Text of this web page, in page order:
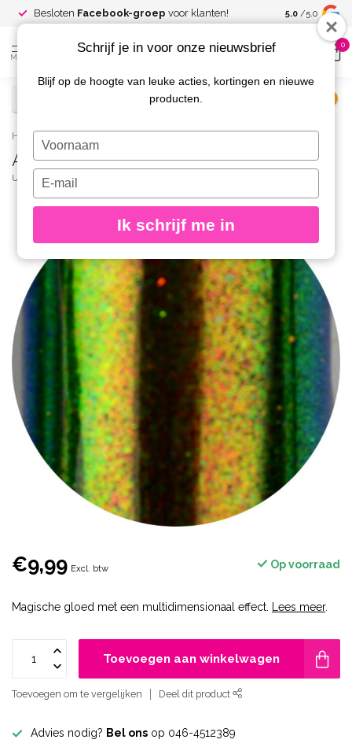
Besloten Facebook-groep voor klanten! Spaar voor
kortingen
5.0 /5.0
MENU
0
Home / Aurora Pigment 06
Aurora Pigment 06
URBAN NAILS
€9,99 Excl. btw Op voorraad
Magische gloed met een multidimensionaal effect. Lees meer.
Toevoegen aan winkelwagen
Toevoegen om te vergelijken Deel dit product
Advies nodig? Bel ons op 046-4512389
Schrijf je in voor onze nieuwsbrief
Blijf op de hoogte van leuke acties, kortingen en nieuwe
producten.
Typ
je
naam
Typ
je
e-
in
Ik schrijf me in